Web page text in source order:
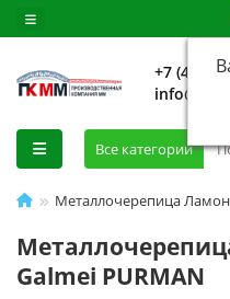
+7 (499)
Все категории
Металлочерепица
Galmei PURMAN